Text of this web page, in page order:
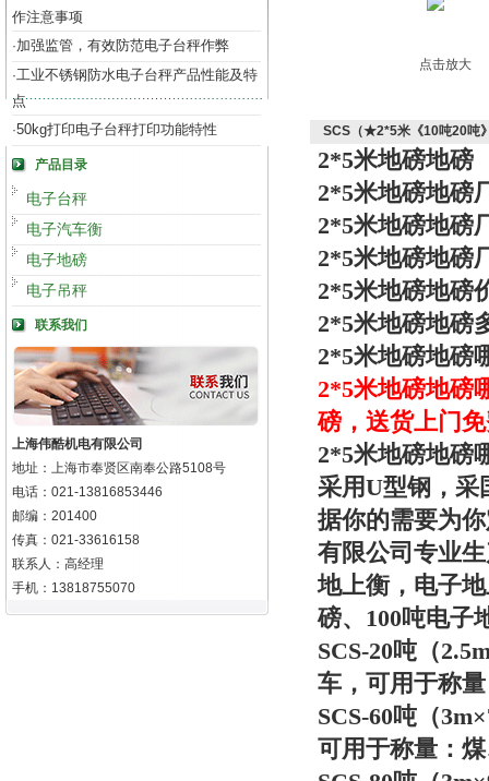
作注意事项
·加强监管，有效防范电子台秤作弊
·工业不锈钢防水电子台秤产品性能及特
点
·50kg打印电子台秤打印功能特性
产品目录
电子台秤
电子汽车衡
电子地磅
电子吊秤
联系我们
上海伟酷机电有限公司
地址：上海市奉贤区南奉公路5108号
电话：021-13816853446
邮编：201400
传真：021-33616158
联系人：高经理
手机：13818755070
点击放大
SCS（★2*5米《10吨20吨
2*5米地磅地磅
2*5米地磅地磅
2*5米地磅地磅
2*5米地磅地磅
2*5米地磅地磅
2*5米地磅地磅
2*5米地磅地磅
2*5米地磅地磅
磅，送货上门
2*5米地磅地磅
采用U型钢，采
据你的需要为
有限公司专业
地上衡，电子
磅、100吨电子
SCS-20吨（
车，可用于称
SCS-60吨（
可用于称量：